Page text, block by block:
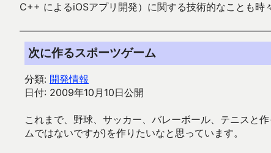
C++ によるiOSアプリ開発）に関する技術的なことも時
次に作るスポーツゲーム
分類: 開発情報
日付: 2009年10月10日公開
これまで、野球、サッカー、バレーボール、テニスと
ムではないですが)を作りたいなと思っています。